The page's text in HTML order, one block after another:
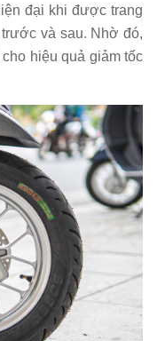
đại khi được trang
và sau. Nhờ đó,
hiệu quả giảm tốc